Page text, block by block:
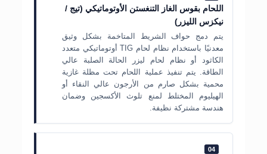
اللحام بقوس الغاز التنغستن الأوتوماتيكي (تيج /
نيكزس الليزر)
يتم دمج حواف الشريط المتاخمة بشكل وثيق
معدنيًا باستخدام نظام لحام TIG أوتوماتيكي متعدد
الكاثود أو نظام لحام ليزر الحالة الصلبة عالي
الطاقة. يتم تنفيذ عملية اللحام تحت مظلة غازية
محمية بشكل صارم من الأرجون عالي النقاء أو
الهيليوم المختلط لمنع تلوث الأكسجين وضمان
هندسة مشتركة نظيفة.
04